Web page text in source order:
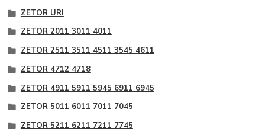
ZETOR URI
ZETOR 2011 3011 4011
ZETOR 2511 3511 4511 3545 4611
ZETOR 4712 4718
ZETOR 4911 5911 5945 6911 6945
ZETOR 5011 6011 7011 7045
ZETOR 5211 6211 7211 7745